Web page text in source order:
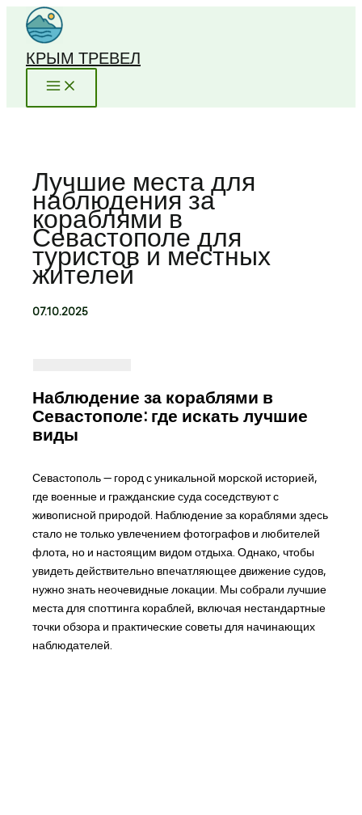
Перейти
содержимому
КРЫМ ТРЕВЕЛ
Лучшие места для
наблюдения за
кораблями в
Севастополе для
туристов и местных
жителей
07.10.2025
Наблюдение за кораблями в
Севастополе: где искать лучшие
виды
Севастополь — город с уникальной морской историей,
где военные и гражданские суда соседствуют с
живописной природой. Наблюдение за кораблями здесь
стало не только увлечением фотографов и любителей
флота, но и настоящим видом отдыха. Однако, чтобы
увидеть действительно впечатляющее движение судов,
нужно знать неочевидные локации. Мы собрали лучшие
места для споттинга кораблей, включая нестандартные
точки обзора и практические советы для начинающих
наблюдателей.